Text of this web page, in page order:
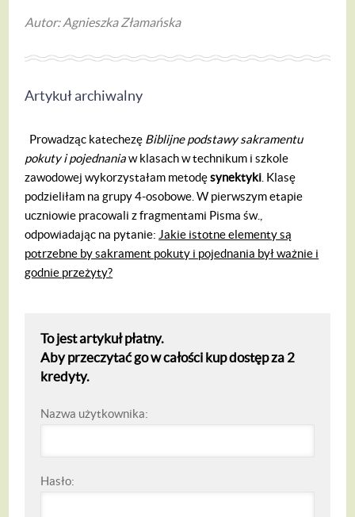
Autor: Agnieszka Złamańska
Artykuł archiwalny
Prowadząc katechezę Biblijne podstawy sakramentu
pokuty i pojednaniaw klasach w technikum i szkole
zawodowej wykorzystałam metodęsynektyki . Klasę
podzieliłam na grupy 4-osobowe. W pierwszym etapie
uczniowie pracowali z fragmentami Pisma św.,
odpowiadając na pytanie: Jakie istotne elementy są
potrzebne by sakrament pokuty i pojednania był ważnie i
godnie przeżyty?
To jest artykuł płatny.
Aby przeczytać go w całości kup dostęp za 2
kredyty.
Nazwa użytkownika:
Hasło: